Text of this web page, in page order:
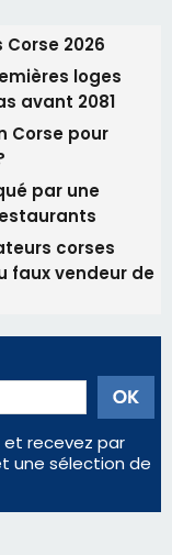
corses
vendeur de
recevez par
une sélection de